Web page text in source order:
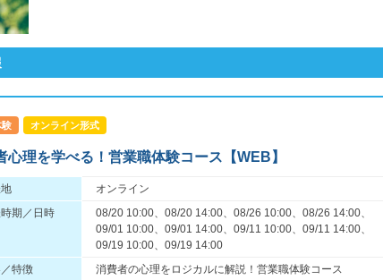
験 オンライン形式
心理を学べる！営業職体験コース【WEB】
オンライン
期／日時
08/20 10:00、08/20 14:00、08/26 10:00、08/26 14:00、
09/01 10:00、09/01 14:00、09/11 10:00、09/11 14:00、
09/19 10:00、09/19 14:00
特徴
消費者の心理をロジカルに解説！営業職体験コース